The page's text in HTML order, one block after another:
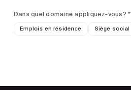
Dans quel domaine appliquez-vous? *
Emplois en résidence Siège social